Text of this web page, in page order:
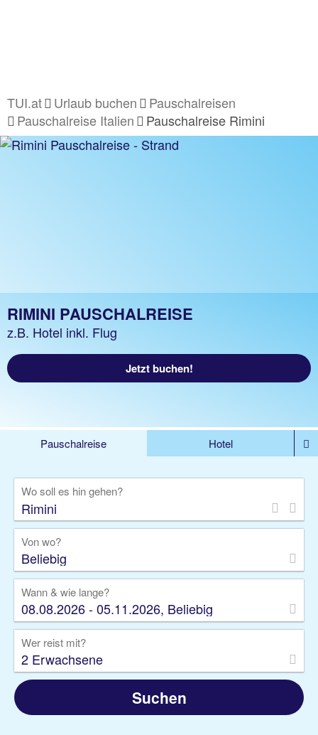
TUI.at Urlaub buchen
Pauschalreisen
Pauschalreise Italien
Pauschalreise Rimini
RIMINI PAUSCHALREISE
z.B. Hotel inkl. Flug
Jetzt buchen!
Pauschalreise
Hotel
Rundreise
Kreuzfahrt
Gruppenreise
Camper Privattransfer
Wo soll es hin gehen?
Von wo?
Beliebig
Wann & wie lange?
08.08.2026 - 05.11.2026, Beliebig
Wer reist mit?
2 Erwachsene
Suchen